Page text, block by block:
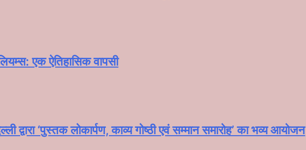
एक ऐतिहासिक वापसी
द्वारा ‘पुस्तक लोकार्पण, काव्य गोष्ठी एवं सम्मान समारोह’ का भव्य आयोजन